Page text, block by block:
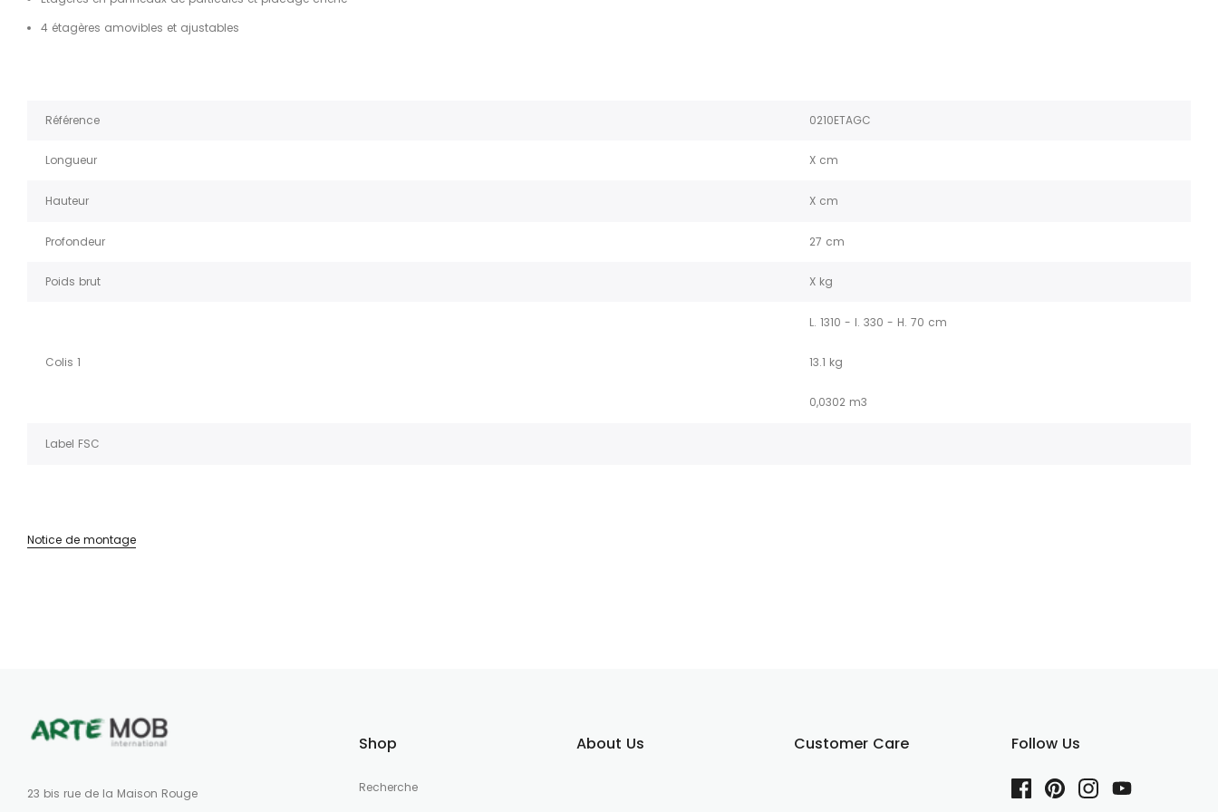
4 étagères amovibles et ajustables
Référence 0210ETAGC
Longueur X cm
Hauteur X cm
Profondeur 27 cm
Poids brut X kg
Colis 1
L. 1310 - l. 330 - H. 70 cm
13.1 kg
0,0302 m3
Label FSC
Notice de montage
23 bis rue de la Maison Rouge
Shop
Recherche
About Us Customer Care Follow Us